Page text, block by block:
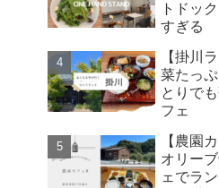
トドッ
すぎる
【掛川
菜たっ
とりで
フェ
【農園
オリー
ェでラ